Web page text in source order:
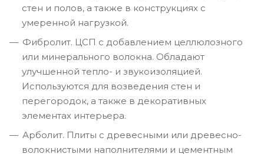
стен и полов, а также в конструкциях с
умеренной нагрузкой.
Фибролит. ЦСП с добавлением целлюлозного
или минерального волокна. Обладают
улучшенной тепло- и звукоизоляцией.
Используются для возведения стен и
перегородок, а также в декоративных
элементах интерьера.
Арболит. Плиты с древесными или древесно-
волокнистыми наполнителями и цементным